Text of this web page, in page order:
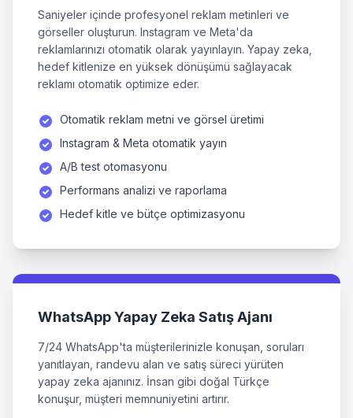
Saniyeler içinde profesyonel reklam metinleri ve
görseller oluşturun. Instagram ve Meta'da
reklamlarınızı otomatik olarak yayınlayın. Yapay zeka,
hedef kitlenize en yüksek dönüşümü sağlayacak
reklamı otomatik optimize eder.
Otomatik reklam metni ve görsel üretimi
Instagram & Meta otomatik yayın
A/B test otomasyonu
Performans analizi ve raporlama
Hedef kitle ve bütçe optimizasyonu
WhatsApp Yapay Zeka Satış Ajanı
7/24 WhatsApp'ta müşterilerinizle konuşan, soruları
yanıtlayan, randevu alan ve satış süreci yürüten
yapay zeka ajanınız. İnsan gibi doğal Türkçe
konuşur, müşteri memnuniyetini artırır.